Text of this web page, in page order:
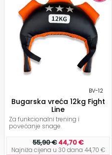
BV-12
Bugarska vreća 12kg Fight
Line
Za funkcionalni trening i
povećanje snage.
55,90 €44,70 €
Najniža cijena u 30 dana 44,70 €